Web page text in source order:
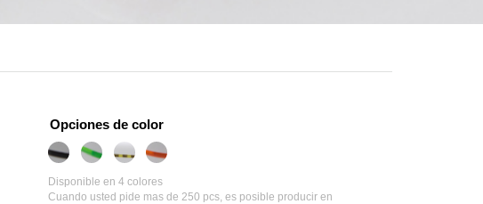
Opciones de color
Disponible en 4 colores
Cuando usted pide mas de 250 pcs, es posible producir en